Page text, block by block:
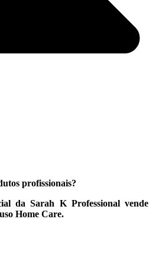
profissionais?
da Sarah K Professional vende
Home Care.